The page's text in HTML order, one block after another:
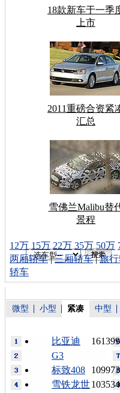
18款新车于一季
上市
2011重磅合资紧
汇总
雪佛兰Malibu替
景程
12万 15万 22万 35万 50万
两厢轿车|三厢轿车|旅
轿车
微型 小型 紧凑 中型
161399
比亚迪
G3
109973
标致408
103534
雪铁龙世